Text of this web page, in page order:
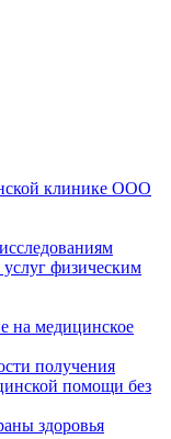
клинике ООО
физическим
на медицинское
получения
помощи без
здоровья